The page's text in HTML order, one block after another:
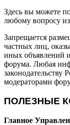
Здесь вы можете
любому вопросу
Запрещается
частных лиц,
иных объявлений
форума. Любая
законодательству
модераторами
ПОЛЕЗНЫЕ
Главное